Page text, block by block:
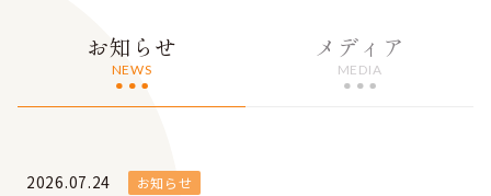
お知らせ メディア
2026.07.24 お知らせ